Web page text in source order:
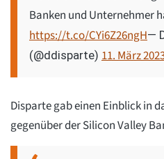
Banken und Unternehmer
https://t.co/CYi6Z26ngH—
(@ddisparte) 11. März
Disparte gab einen Einblick in
gegenüber der Silicon Valley